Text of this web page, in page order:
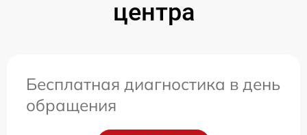
центра
Бесплатная диагностика в день
обращения